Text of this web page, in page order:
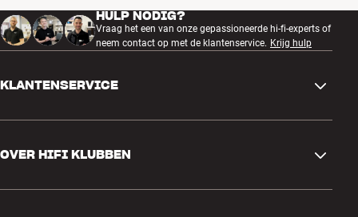
HULP NODIG?
Vraag het een van onze gepassioneerde hi-fi-experts of
neem contact op met de klantenservice. Krijg hulp
KLANTENSERVICE
Ruilen en retourneren
OVER HIFI KLUBBEN